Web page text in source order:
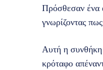
Πρόσθεσαν ένα
γνωρίζοντας
Αυτή η συνθήκη
κρόταφο